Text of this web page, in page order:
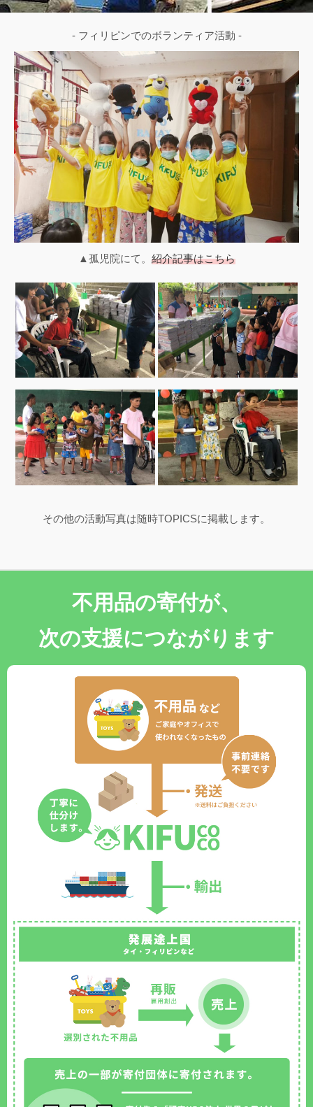
- フィリピンでのボランティア活動 -
▲孤児院にて。 紹介記事はこちら
その他の活動写真は随時TOPICSに掲載します。
不用品の寄付が、
次の支援につながります